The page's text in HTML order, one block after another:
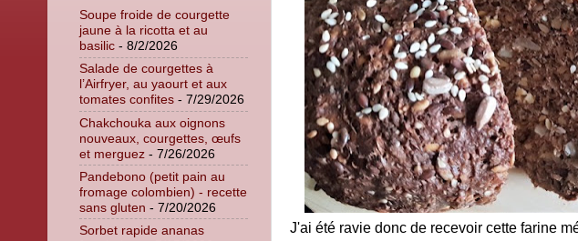
J'ai été ravie donc de recevoir cette farine
Soupe froide de courgette
jaune à la ricotta et au
basilic - 8/2/2026
Salade de courgettes à
l’Airfryer, au yaourt et aux
tomates confites - 7/29/2026
Chakchouka aux oignons
nouveaux, courgettes, œufs
et merguez - 7/26/2026
Pandebono (petit pain au
fromage colombien) - recette
sans gluten - 7/20/2026
Sorbet rapide ananas